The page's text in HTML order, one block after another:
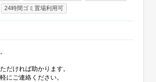
24時間ゴミ置場利用可
だければ助かります。
にご連絡ください。